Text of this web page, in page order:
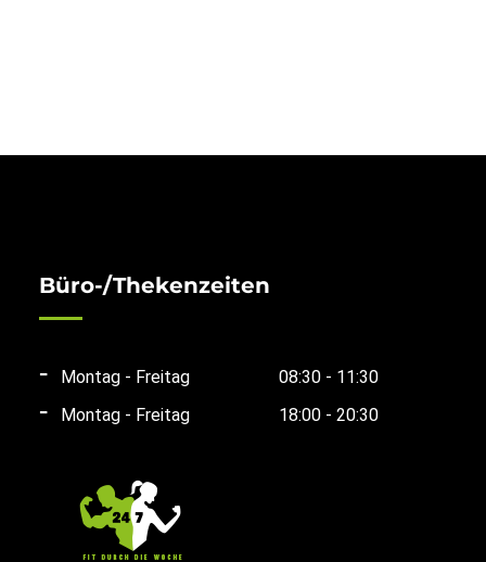
Büro-/Thekenzeiten
Montag - Freitag
08:30 - 11:30
Montag - Freitag
18:00 - 20:30